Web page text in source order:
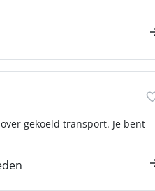
gekoeld transport. Je bent